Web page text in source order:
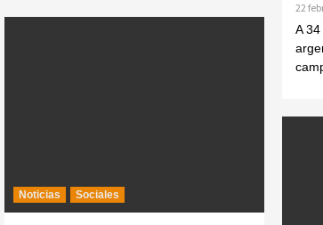
Noticias Sociales
22
A